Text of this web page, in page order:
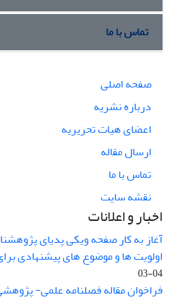
تماس با ما
صفحه اصلی
درباره نشریه
اعضای هیات تحریریه
ارسال مقاله
تماس با ما
نقشه سایت
اخبار و اعلانات
آغاز به کار صفحه ویکی پدیای
اولویت ها و موضوع های پیشنهادی
04-03
فراخوان مقاله فصلنامه علمی-